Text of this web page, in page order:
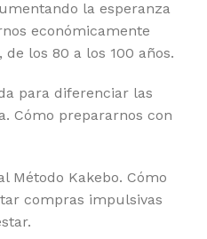
la esperanza
económicamente
los 80 a los 100 años.
para diferenciar las
Cómo prepararnos con
Método Kakebo. Cómo
compras impulsivas